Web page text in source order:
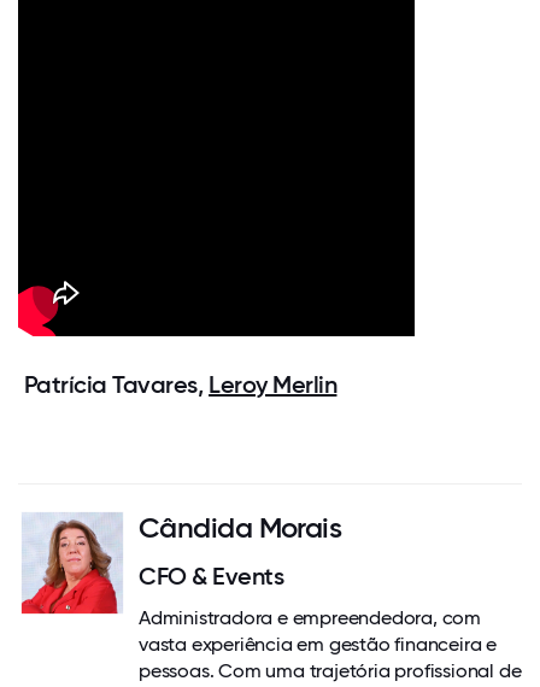
Patrícia Tavares, Leroy Merlin
Cândida Morais
CFO & Events
Administradora e empreendedora, com
vasta experiência em gestão financeira e
pessoas. Com uma trajetória profissional de